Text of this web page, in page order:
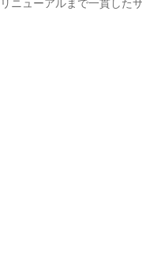
ニューアルまで一貫した